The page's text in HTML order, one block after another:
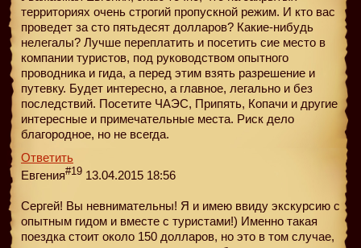
территориях очень строгий пропускной режим. И кто вас
проведет за сто пятьдесят долларов? Какие-нибудь
нелегалы? Лучше переплатить и посетить сие место в
компании туристов, под руководством опытного
проводника и гида, а перед этим взять разрешение и
путевку. Будет интересно, а главное, легально и без
последствий. Посетите ЧАЭС, Припять, Копачи и другие
интересные и примечательные места. Риск дело
благородное, но не всегда.
Ответить
Евгения#19 13.04.2015 18:56
Сергей! Вы невнимательны! Я и имею ввиду экскурсию с
опытным гидом и вместе с туристами!) Именно такая
поездка стоит около 150 долларов, но это в том случае,